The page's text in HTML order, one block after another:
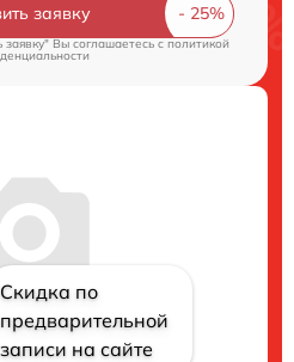
заявку
Вы соглашаетесь cполитикой
Скидка по
предварительной
записи на сайте